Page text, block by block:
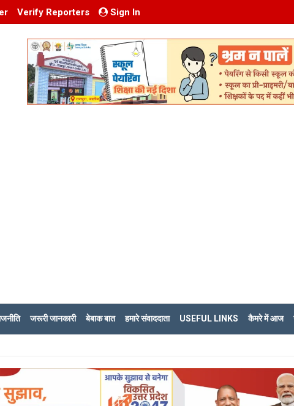
Verify Reporters Sign In
जरूरी जानकारी बेबाक बात हमारे संवाददाता USEFUL LINKS कैमरे में आज